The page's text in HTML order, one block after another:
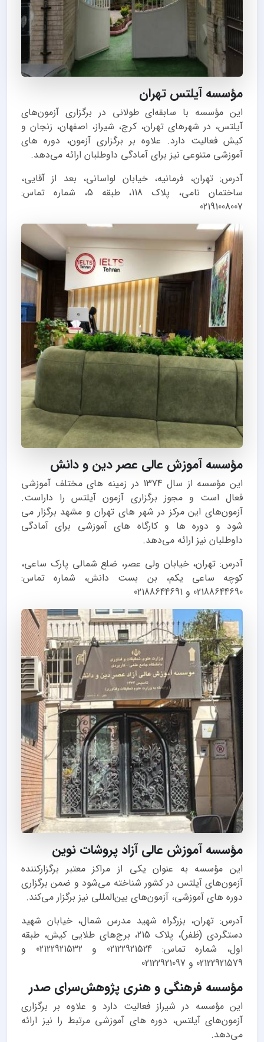
مؤسسه آیلتس تهران
این مؤسسه با سابقه‌ای طولانی در برگزاری آزمون‌های
آیلتس، در شهرهای تهران، کرج، شیراز، اصفهان، زنجان و
کیش فعالیت دارد. علاوه بر برگزاری آزمون، دوره های
آموزشی متنوعی نیز برای آمادگی داوطلبان ارائه می‌دهد.
آدرس: تهران، فرمانیه، خیابان لواسانی، بعد از آقایی،
ساختمان نامی، پلاک 118، طبقه 5، شماره تماس:
02191008007
مؤسسه آموزش عالی عصر دین و دانش
این مؤسسه از سال 1374 در زمینه های مختلف آموزشی
فعال است و مجوز برگزاری آزمون آیلتس را داراست.
آزمون‌های این مرکز در شهر های تهران و مشهد برگزار می
شود و دوره ها و کارگاه های آموزشی برای آمادگی
داوطلبان نیز ارائه می‌دهد.
آدرس: تهران، خیابان ولی عصر، ضلع شمالی پارک ساعی،
کوچه ساعی یکم، بن بست دانش، شماره تماس:
02188644690 و 02188644691
مؤسسه آموزش عالی آزاد پروشات نوین
این مؤسسه به عنوان یکی از مراکز معتبر برگزارکننده
آزمون‌های آیلتس در کشور شناخته می‌شود و ضمن برگزاری
دوره های آموزشی، آزمون‌های بین‌المللی نیز برگزار می‌کند.
آدرس: تهران، بزرگراه شهید مدرس شمال، خیابان شهید
دستگردی (ظفر)، پلاک 215، برج‌های طلایی کیش، طبقه
اول، شماره تماس: 02122921524 و 02122921532 و
02122921579 و 02122921097
مؤسسه فرهنگی و هنری پژوهش‌سرای صدر
این مؤسسه در شیراز فعالیت دارد و علاوه بر برگزاری
آزمون‌های آیلتس، دوره های آموزشی مرتبط را نیز ارائه
می‌دهد.